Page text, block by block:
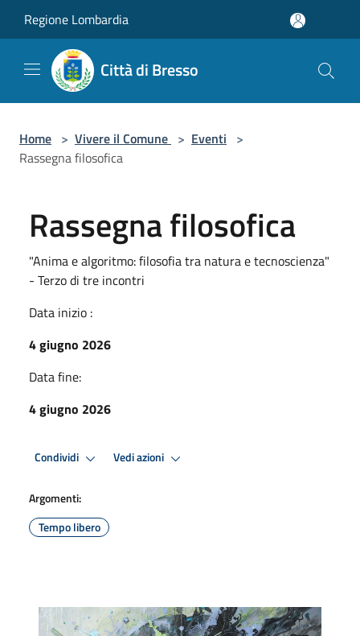
Regione Lombardia
Città di Bresso
Home > Vivere il Comune > Eventi >
Rassegna filosofica
Rassegna filosofica
"Anima e algoritmo: filosofia tra natura e tecnoscienza"
- Terzo di tre incontri
Data inizio :
4 giugno 2026
Data fine:
4 giugno 2026
Condividi Vedi azioni
Argomenti:
Tempo libero